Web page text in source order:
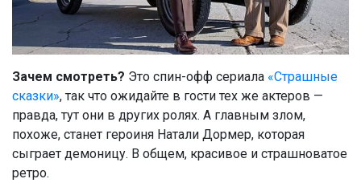
Зачем смотреть? Это спин-офф сериала «Страшные
сказки», так что ожидайте в гости тех же актеров —
правда, тут они в других ролях. А главным злом,
похоже, станет героиня Натали Дормер, которая
сыграет демоницу. В общем, красивое и страшноватое
ретро.